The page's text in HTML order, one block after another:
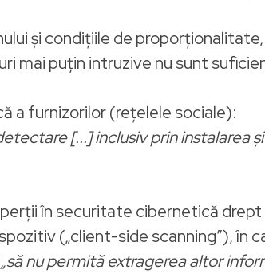
și condițiile de proporționalitate,
mai puțin intruzive nu sunt
a furnizorilor (rețelele sociale):
[...] inclusiv prin instalarea
în securitate cibernetică
(„client-side scanning”), în
„să nu permită extragerea altor